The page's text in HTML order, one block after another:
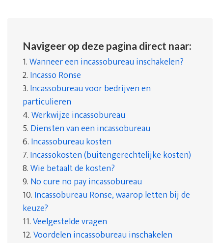
Navigeer op deze pagina direct naar:
1.Wanneer een incassobureau inschakelen?
2. Incasso Ronse
3. Incassobureau voor bedrijven en
particulieren
4.Werkwijze incassobureau
5. Diensten van een incassobureau
6. Incassobureau kosten
7. Incassokosten (buitengerechtelijke kosten)
8.Wie betaalt de kosten?
9. No cure no pay incassobureau
10. Incassobureau Ronse, waarop letten bij de
keuze?
11.Veelgestelde vragen
12.Voordelen incassobureau inschakelen